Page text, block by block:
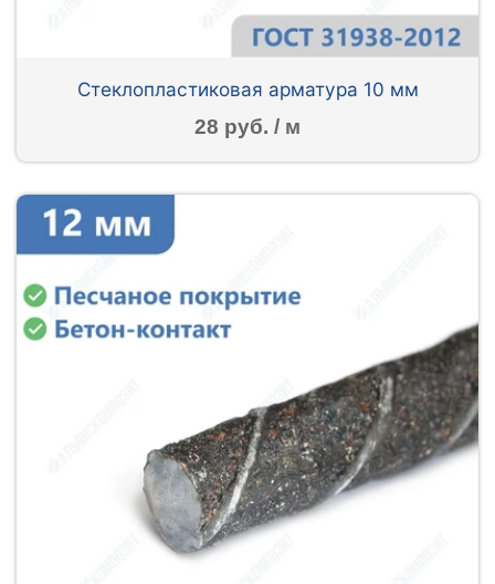
Стеклопластиковая арматура 10 мм
28 руб. / м